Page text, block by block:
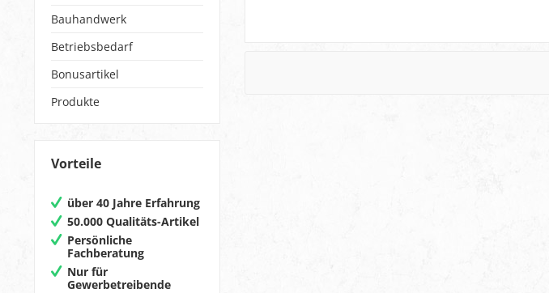
Bauhandwerk
Betriebsbedarf
Bonusartikel
Produkte
Vorteile
über 40 Jahre Erfahrung
50.000 Qualitäts-Artikel
Persönliche
Fachberatung
Nur für
Gewerbetreibende